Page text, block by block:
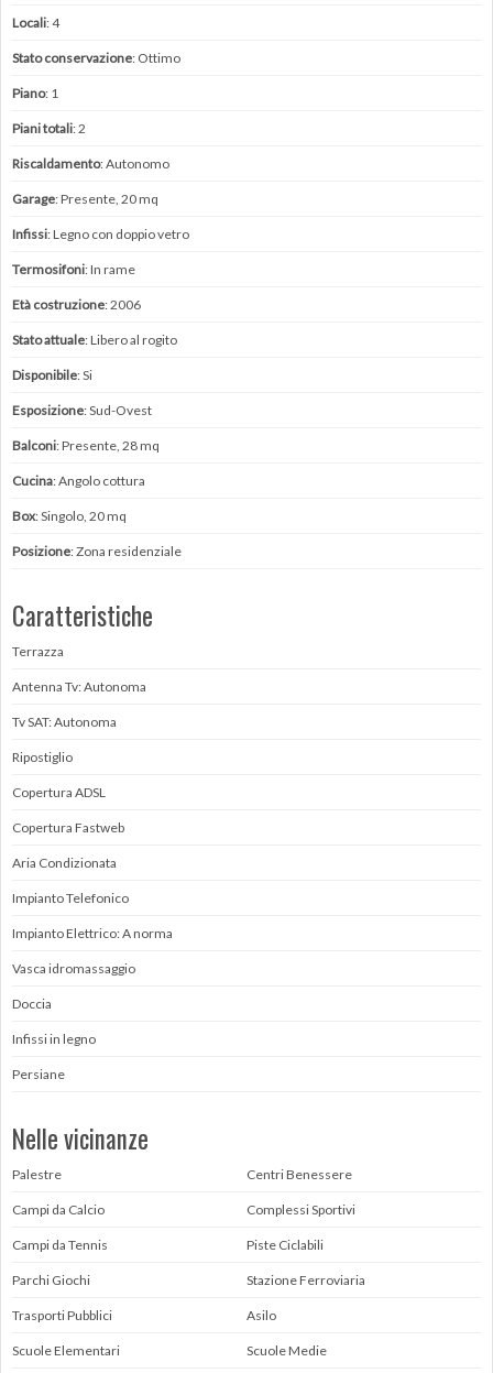
Locali: 4
Stato conservazione: Ottimo
Piano: 1
Piani totali: 2
Riscaldamento: Autonomo
Garage: Presente, 20 mq
Infissi: Legno con doppio vetro
Termosifoni: In rame
Età costruzione: 2006
Stato attuale: Libero al rogito
Disponibile: Si
Esposizione: Sud-Ovest
Balconi: Presente, 28 mq
Cucina: Angolo cottura
Box: Singolo, 20 mq
Posizione: Zona residenziale
Caratteristiche
Terrazza
Antenna Tv: Autonoma
Tv SAT: Autonoma
Ripostiglio
Copertura ADSL
Copertura Fastweb
Aria Condizionata
Impianto Telefonico
Impianto Elettrico: A norma
Vasca idromassaggio
Doccia
Infissi in legno
Persiane
Nelle vicinanze
Palestre Centri Benessere
Campi da Calcio Complessi Sportivi
Campi da Tennis Piste Ciclabili
Parchi Giochi Stazione Ferroviaria
Trasporti Pubblici Asilo
Scuole Elementari Scuole Medie